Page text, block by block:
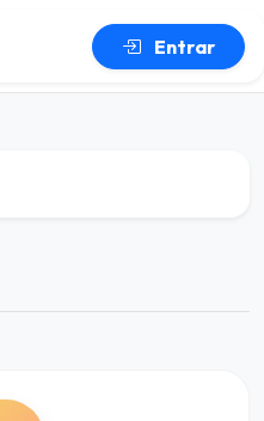
Entrar